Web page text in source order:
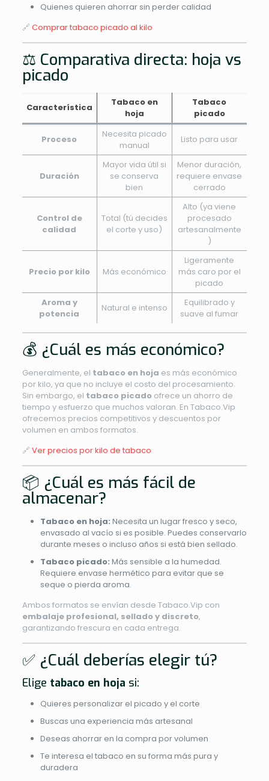
Quienes quieren ahorrar sin perder calidad
🔗 Comprar tabaco picado al kilo
⚖️ Comparativa directa: hoja vs
picado
Característica
Tabaco en
hoja
Tabaco
picado
Proceso
Necesita picado
manual
Listo para usar
Duración
Mayor vida útil si
se conserva
bien
Menor duración,
requiere envase
cerrado
Control de
calidad
Total (tú decides
el corte y uso)
Alto (ya viene
procesado
artesanalmente
)
Precio por kilo Más económico
Ligeramente
más caro por el
picado
Aroma y
potencia
Natural e intenso
Equilibrado y
suave al fumar
💰 ¿Cuál es más económico?
Generalmente, el tabaco en hoja es más económico
por kilo, ya que no incluye el costo del procesamiento.
Sin embargo, el tabaco picado ofrece un ahorro de
tiempo y esfuerzo que muchos valoran. En Tabaco.Vip
ofrecemos precios competitivos y descuentos por
volumen en ambos formatos.
🔗 Ver precios por kilo de tabaco
📦 ¿Cuál es más fácil de
almacenar?
Tabaco en hoja: Necesita un lugar fresco y seco,
envasado al vacío si es posible. Puedes conservarlo
durante meses o incluso años si está bien sellado.
Tabaco picado: Más sensible a la humedad.
Requiere envase hermético para evitar que se
seque o pierda aroma.
Ambos formatos se envían desde Tabaco.Vip con
embalaje profesional, sellado y discreto,
garantizando frescura en cada entrega.
✅ ¿Cuál deberías elegir tú?
Elige tabaco en hoja si:
Quieres personalizar el picado y el corte
Buscas una experiencia más artesanal
Deseas ahorrar en la compra por volumen
Te interesa el tabaco en su forma más pura y
duradera